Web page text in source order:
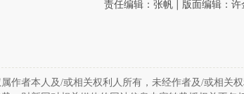
责任编辑：张帆 | 版面编辑：许
作者本人及/或相关权利人所有，未经作者及/或相关权